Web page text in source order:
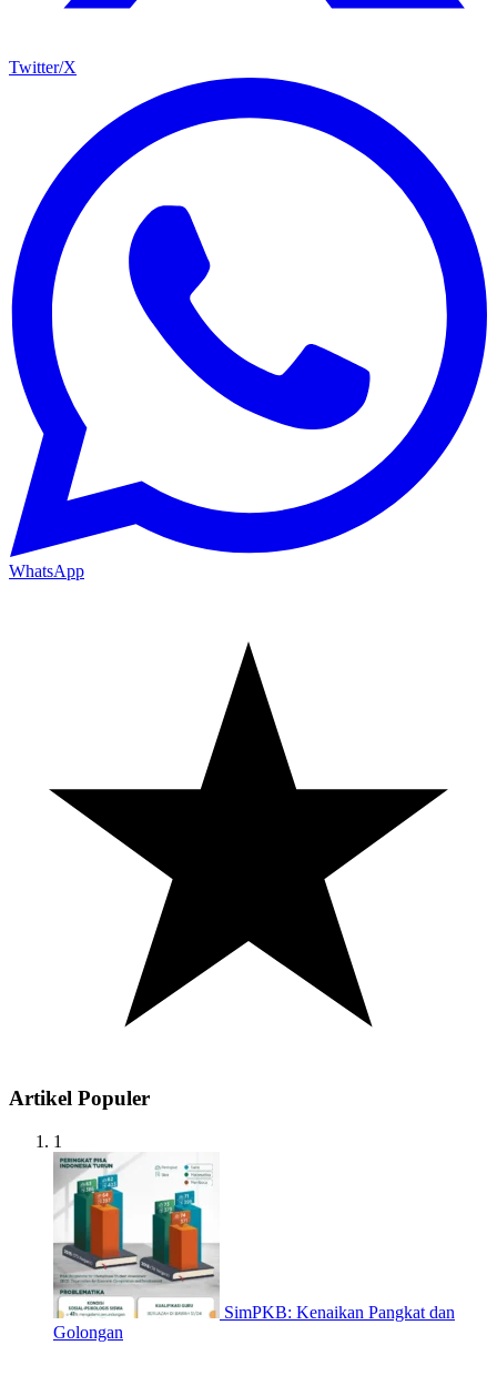
Twitter/X
WhatsApp
Artikel Populer
1
SimPKB: Kenaikan Pangkat dan
Golongan